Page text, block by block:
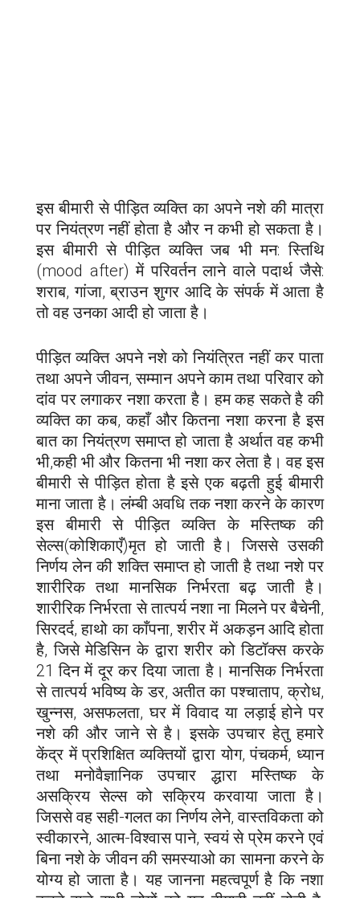
इस बीमारी से पीड़ित व्यक्ति का अपने नशे की मात्रा
पर नियंत्रण नहीं होता है और न कभी हो सकता है।
इस बीमारी से पीड़ित व्यक्ति जब भी मन: स्तिथि
(mood after) में परिवर्तन लाने वाले पदार्थ जैसे:
शराब, गांजा, ब्राउन शुगर आदि के संपर्क में आता है
तो वह उनका आदी हो जाता है।
पीड़ित व्यक्ति अपने नशे को नियंत्रित नहीं कर पाता
तथा अपने जीवन, सम्मान अपने काम तथा परिवार को
दांव पर लगाकर नशा करता है। हम कह सकते है की
व्यक्ति का कब, कहाँ और कितना नशा करना है इस
बात का नियंत्रण समाप्त हो जाता है अर्थात वह कभी
भी,कही भी और कितना भी नशा कर लेता है। वह इस
बीमारी से पीड़ित होता है इसे एक बढ़ती हुई बीमारी
माना जाता है। लंम्बी अवधि तक नशा करने के कारण
इस बीमारी से पीड़ित व्यक्ति के मस्तिष्क की
सेल्स(कोशिकाएँ)मृत हो जाती है। जिससे उसकी
निर्णय लेन की शक्ति समाप्त हो जाती है तथा नशे पर
शारीरिक तथा मानसिक निर्भरता बढ़ जाती है।
शारीरिक निर्भरता से तात्पर्य नशा ना मिलने पर बैचेनी,
सिरदर्द, हाथो का काँपना, शरीर में अकड़न आदि होता
है, जिसे मेडिसिन के द्वारा शरीर को डिटॉक्स करके
21 दिन में दूर कर दिया जाता है। मानसिक निर्भरता
से तात्पर्य भविष्य के डर, अतीत का पश्चाताप, क्रोध,
खुन्नस, असफलता, घर में विवाद या लड़ाई होने पर
नशे की और जाने से है। इसके उपचार हेतु हमारे
केंद्र में प्रशिक्षित व्यक्तियों द्वारा योग, पंचकर्म, ध्यान
तथा मनोवैज्ञानिक उपचार द्धारा मस्तिष्क के
असक्रिय सेल्स को सक्रिय करवाया जाता है।
जिससे वह सही-गलत का निर्णय लेने, वास्तविकता को
स्वीकारने, आत्म-विश्वास पाने, स्वयं से प्रेम करने एवं
बिना नशे के जीवन की समस्याओ का सामना करने के
योग्य हो जाता है। यह जानना महत्वपूर्ण है कि नशा